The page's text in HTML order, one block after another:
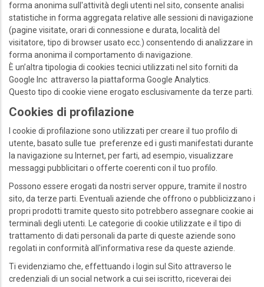
forma anonima sull'attività degli utenti nel sito, consente analisi
statistiche in forma aggregata relative alle sessioni di navigazione
(pagine visitate, orari di connessione e durata, località del
visitatore, tipo di browser usato ecc.) consentendo di analizzare in
forma anonima il comportamento di navigazione.
È un’altra tipologia di cookies tecnici utilizzati nel sito forniti da
Google Inc attraverso la piattaforma Google Analytics.
Questo tipo di cookie viene erogato esclusivamente da terze parti.
Cookies di profilazione
I cookie di profilazione sono utilizzati per creare il tuo profilo di
utente, basato sulle tue preferenze ed i gusti manifestati durante
la navigazione su Internet, per farti, ad esempio, visualizzare
messaggi pubblicitari o offerte coerenti con il tuo profilo.
Possono essere erogati da nostri server oppure, tramite il nostro
sito, da terze parti. Eventuali aziende che offrono o pubblicizzano i
propri prodotti tramite questo sito potrebbero assegnare cookie ai
terminali degli utenti. Le categorie di cookie utilizzate e il tipo di
trattamento di dati personali da parte di queste aziende sono
regolati in conformità all'informativa rese da queste aziende.
Ti evidenziamo che, effettuando i login sul Sito attraverso le
credenziali di un social network a cui sei iscritto, riceverai dei